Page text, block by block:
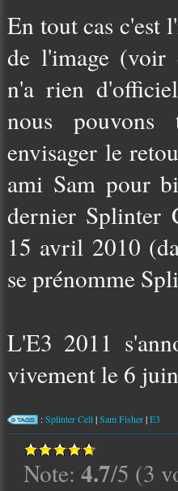
En tout cas c'est
de l'image (voir
n'a rien
nous
envisager le
ami Sam pour
dernier Splinter
15 avril 2010
se prénomme
L'E3 2011
vivement le 6
:Splinter Cell|Sam Fisher|E3
Note: 4.7/5 (3